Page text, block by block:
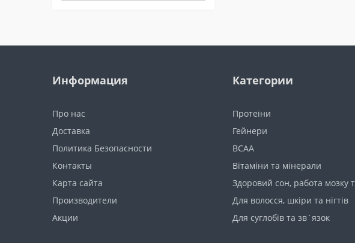
Информация
Про нас
Доставка
Политика Безопасности
Контакты
Карта сайта
Производители
Акции
Категории
Протеїни
Гейнери
BCAA
Вітаміни та мінерали
Здоровий сон, работа мозку
Для волосся, шкіри та нігтів
Для суглобів та зв`язок